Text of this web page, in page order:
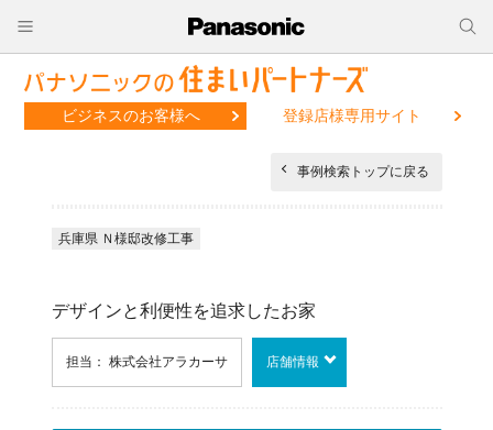
ビジネスのお客様へ 登録店様専用サイト
事例検索トップに戻る
兵庫県 Ｎ様邸改修工事
デザインと利便性を追求したお家
担当： 株式会社アラカーサ 店舗情報